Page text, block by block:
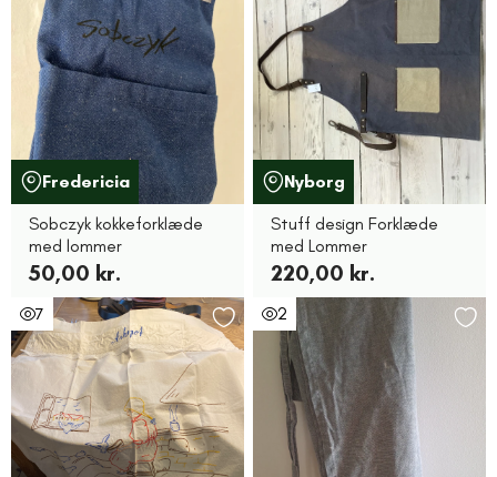
Fredericia
Sobczyk kokkeforklæde
med lommer
50,00 kr.
Nyborg
Stuff design Forklæde
med Lommer
220,00 kr.
7 2